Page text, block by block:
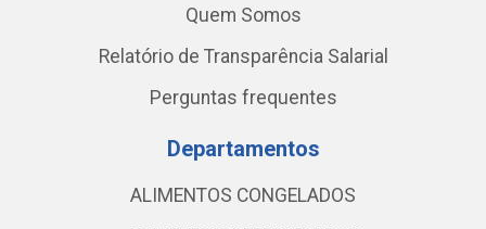
Quem Somos
Relatório de Transparência Salarial
Perguntas frequentes
Departamentos
ALIMENTOS CONGELADOS